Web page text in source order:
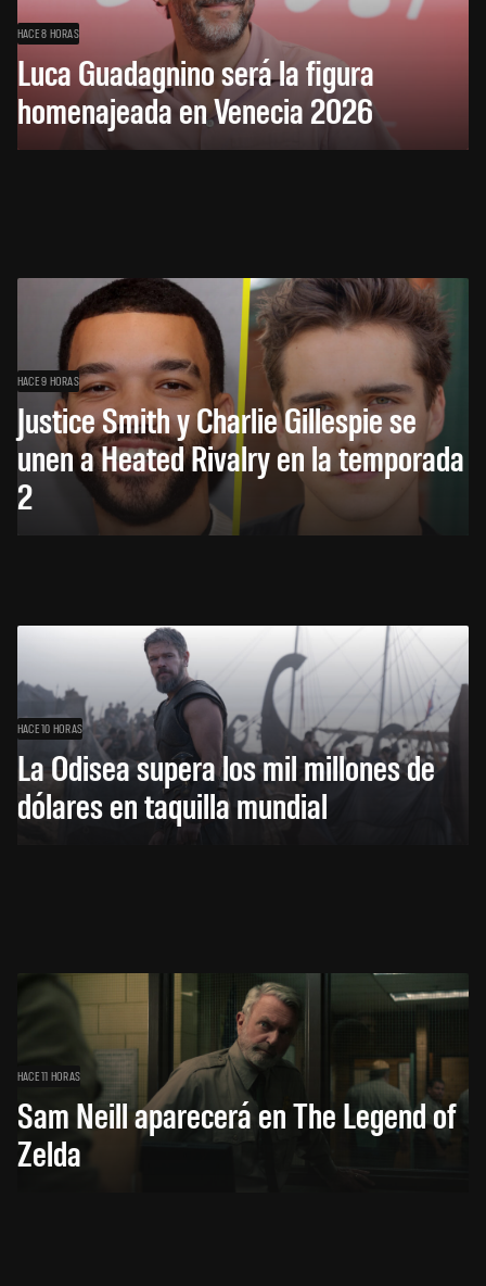
HACE 8 HORAS
Luca Guadagnino será la figura
homenajeada en Venecia 2026
HACE 9 HORAS
Justice Smith y Charlie Gillespie se
unen a Heated Rivalry en la temporada
2
HACE 10 HORAS
La Odisea supera los mil millones de
dólares en taquilla mundial
HACE 11 HORAS
Sam Neill aparecerá en The Legend of
Zelda